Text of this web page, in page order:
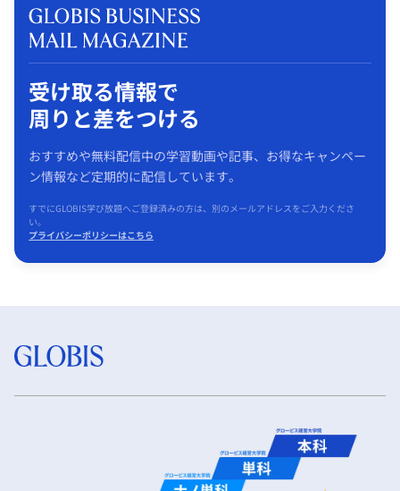
受け取る情報で
周りと差をつける
おすすめや無料配信中の学習動画や記事、お得なキャンペー
ン情報など定期的に配信しています。
すでにGLOBIS学び放題へご登録済みの方は、別のメールアドレスをご入力くださ
い。
プライバシーポリシーはこちら